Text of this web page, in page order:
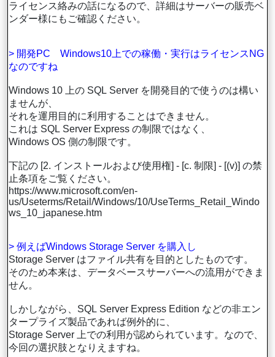
ライセンス絡みの話になるので、詳細はサーバーの販売ベ
ンダー様にもご確認ください。
> 開発PC Windows10上での稼働・実行はライセンスNG
なのですね
Windows 10 上の SQL Server を開発目的で使うのは構い
ませんが、
それを運用目的に利用することはできません。
これは SQL Server Express の制限ではなく、
Windows OS 側の制限です。
下記の [2. インストールおよび使用権] - [c. 制限] - [(v)] の禁
止条項をご覧ください。
https://www.microsoft.com/en-
us/Useterms/Retail/Windows/10/UseTerms_Retail_Windo
ws_10_japanese.htm
> 例えばWindows Storage Server を購入し
Storage Server はファイル共有を目的としたものです。
そのため本来は、データベースサーバーへの流用ができま
せん。
しかしながら、SQL Server Express Edition などの非エン
タープライズ製品であれば例外的に、
Storage Server 上での利用が認められています。なので、
今回の選択肢となりえますね。